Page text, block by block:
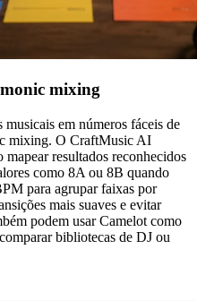
mixing
em números fáceis de
mixing. O CraftMusic AI
resultados reconhecidos
como 8A ou 8B quando
para agrupar faixas por
mais suaves e evitar
podem usar Camelot como
bibliotecas de DJ ou